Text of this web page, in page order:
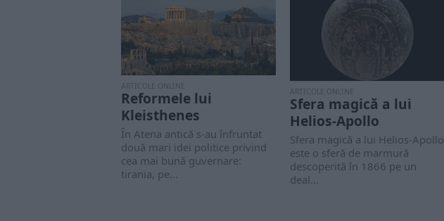
ARTICOLE ONLINE
Reformele lui
Kleisthenes
În Atena antică s-au înfruntat
două mari idei politice privind
cea mai bună guvernare:
tirania, pe...
ARTICOLE ONLINE
Sfera magică a lui
Helios-Apollo
Sfera magică a lui Helios-Apollo
este o sferă de marmură
descoperită în 1866 pe un
deal...